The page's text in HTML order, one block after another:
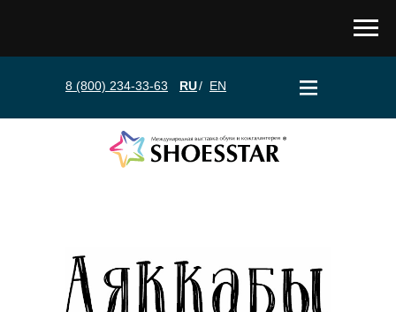
8 (800) 234-33-63 RU EN
/